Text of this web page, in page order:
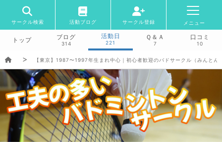
サークル検索 活動ブログ サークル登録 メニュー
トップ ブログ
314
活動日
221
Ｑ＆Ａ
7
口コミ
10
【東京】1987〜1997年生まれ中心｜初心者歓迎のバドサークル（みんとん